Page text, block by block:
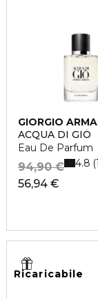
GIORGIO
ACQUA DI GIÒ
Eau De Parfum
56,94 €
94,90 € 4.8
Ricaricabile